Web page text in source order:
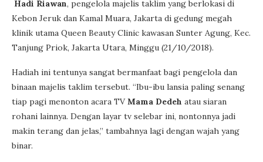
Hadi Riawan, pengelola majelis taklim yang berlokasi di
Kebon Jeruk dan Kamal Muara, Jakarta di gedung megah
klinik utama Queen Beauty Clinic kawasan Sunter Agung, Kec.
Tanjung Priok, Jakarta Utara, Minggu (21/10/2018).
Hadiah ini tentunya sangat bermanfaat bagi pengelola dan
binaan majelis taklim tersebut. “Ibu-ibu lansia paling senang
tiap pagi menonton acara TVMama Dedeh atau siaran
rohani lainnya. Dengan layar tv selebar ini, nontonnya jadi
makin terang dan jelas,” tambahnya lagi dengan wajah yang
binar.